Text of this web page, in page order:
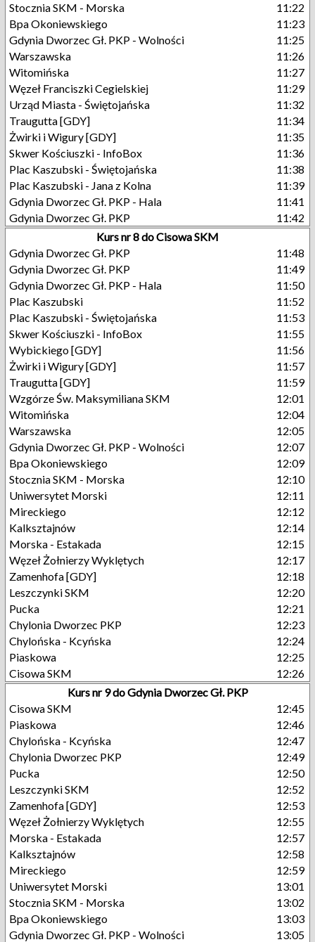
Stocznia SKM - Morska
11:22
Bpa Okoniewskiego
11:23
Gdynia Dworzec Gł. PKP - Wolności
11:25
Warszawska
11:26
Witomińska
11:27
Węzeł Franciszki Cegielskiej
11:29
Urząd Miasta - Świętojańska
11:32
Traugutta [GDY]
11:34
Żwirki i Wigury [GDY]
11:35
Skwer Kościuszki - InfoBox
11:36
Plac Kaszubski - Świętojańska
11:38
Plac Kaszubski - Jana z Kolna
11:39
Gdynia Dworzec Gł. PKP - Hala
11:41
Gdynia Dworzec Gł. PKP
11:42
Kurs nr 8 do Cisowa SKM
Gdynia Dworzec Gł. PKP
11:48
Gdynia Dworzec Gł. PKP
11:49
Gdynia Dworzec Gł. PKP - Hala
11:50
Plac Kaszubski
11:52
Plac Kaszubski - Świętojańska
11:53
Skwer Kościuszki - InfoBox
11:55
Wybickiego [GDY]
11:56
Żwirki i Wigury [GDY]
11:57
Traugutta [GDY]
11:59
Wzgórze Św. Maksymiliana SKM
12:01
Witomińska
12:04
Warszawska
12:05
Gdynia Dworzec Gł. PKP - Wolności
12:07
Bpa Okoniewskiego
12:09
Stocznia SKM - Morska
12:10
Uniwersytet Morski
12:11
Mireckiego
12:12
Kalksztajnów
12:14
Morska - Estakada
12:15
Węzeł Żołnierzy Wyklętych
12:17
Zamenhofa [GDY]
12:18
Leszczynki SKM
12:20
Pucka
12:21
Chylonia Dworzec PKP
12:23
Chylońska - Kcyńska
12:24
Piaskowa
12:25
Cisowa SKM
12:26
Kurs nr 9 do Gdynia Dworzec Gł. PKP
Cisowa SKM
12:45
Piaskowa
12:46
Chylońska - Kcyńska
12:47
Chylonia Dworzec PKP
12:49
Pucka
12:50
Leszczynki SKM
12:52
Zamenhofa [GDY]
12:53
Węzeł Żołnierzy Wyklętych
12:55
Morska - Estakada
12:57
Kalksztajnów
12:58
Mireckiego
12:59
Uniwersytet Morski
13:01
Stocznia SKM - Morska
13:02
Bpa Okoniewskiego
13:03
Gdynia Dworzec Gł. PKP - Wolności
13:05